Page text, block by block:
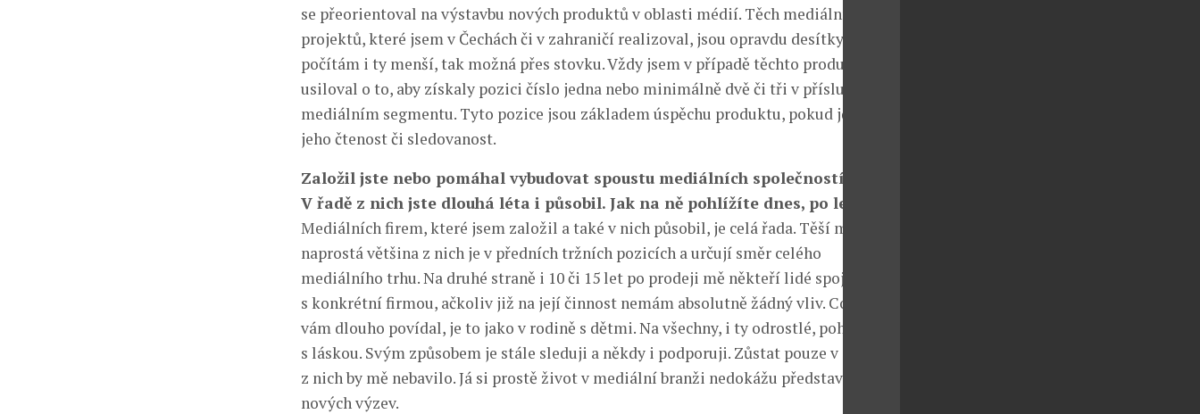
se přeorientoval na výstavbu nových produktů v oblasti médií. Těch mediálních
projektů, které jsem v Čechách či v zahraničí realizoval, jsou opravdu desítky. Pokud
počítám i ty menší, tak možná přes stovku. Vždy jsem v případě těchto produktů
usiloval o to, aby získaly pozici číslo jedna nebo minimálně dvě či tři v příslušném
mediálním segmentu. Tyto pozice jsou základem úspěchu produktu, pokud jde o
jeho čtenost či sledovanost.
Založil jste nebo pomáhal vybudovat spoustu mediálních společností.
V řadě z nich jste dlouhá léta i působil. Jak na ně pohlížíte dnes, po letech?
Mediálních firem, které jsem založil a také v nich působil, je celá řada. Těší mě, že
naprostá většina z nich je v předních tržních pozicích a určují směr celého
mediálního trhu. Na druhé straně i 10 či 15 let po prodeji mě někteří lidé spojují
s konkrétní firmou, ačkoliv již na její činnost nemám absolutně žádný vliv. Co bych
vám dlouho povídal, je to jako v rodině s dětmi. Na všechny, i ty odrostlé, pohlížím
s láskou. Svým způsobem je stále sleduji a někdy i podporuji. Zůstat pouze v jedné
z nich by mě nebavilo. Já si prostě život v mediální branži nedokážu představit bez
nových výzev.